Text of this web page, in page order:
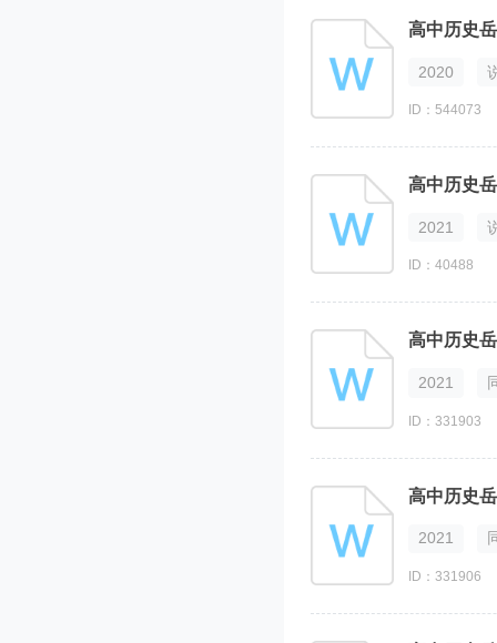
2020
ID：544073
2021
ID：40488
2021
ID：331903
高中历史
2021
ID：331906